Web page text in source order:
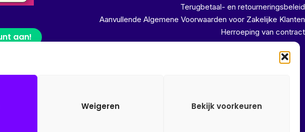
Weigeren Bekijk voorkeuren
aan!
Terugbetaal- en retourneringsbeleid
Aanvullende Algemene Voorwaarden voor Zakelijke Klanten
Herroeping van contract
rechtstreeks vanuit ons magazijn!!